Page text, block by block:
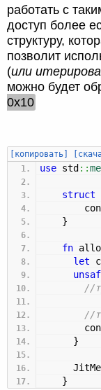
работать с
доступ более
структуру,
позволит
(или
можно будет
0x10
[копировать]
use std ::
struct
}
fn
let
//
//
}
}